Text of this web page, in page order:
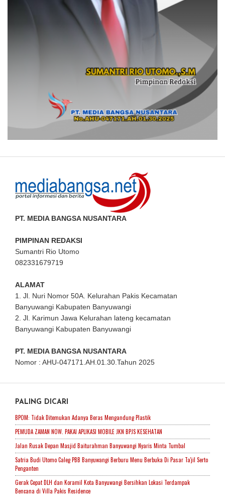
PT. MEDIA BANGSA NUSANTARA
PIMPINAN REDAKSI
Sumantri Rio Utomo
082331679719
ALAMAT
1. Jl. Nuri Nomor 50A. Kelurahan Pakis Kecamatan
Banyuwangi Kabupaten Banyuwangi
2. Jl. Karimun Jawa Kelurahan lateng kecamatan
Banyuwangi Kabupaten Banyuwangi
PT. MEDIA BANGSA NUSANTARA
Nomor : AHU-047171.AH.01.30.Tahun 2025
PALING DICARI
BPOM: Tidak Ditemukan Adanya Beras Mengandung Plastik
PEMUDA ZAMAN NOW. PAKAI APLIKASI MOBILE JKN BPJS KESEHATAN
Jalan Rusak Depan Masjid Baiturahman Banyuwangi Nyaris Minta Tumbal
Satria Budi Utomo Caleg PBB Banyuwangi Berburu Menu Berbuka Di Pasar Ta'jil Serto
Penganten
Gerak Cepat DLH dan Koramil Kota Banyuwangi Bersihkan Lokasi Terdampak
Bencana di Villa Pakis Residence